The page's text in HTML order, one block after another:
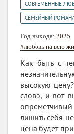
СОВРЕМЕННЫЕ
СЕМЕЙНЫЙ РОМАН/
Год выхода: 2025
#любовь на всю
Как быть с
высокую
слово, и вот
лишить себя
цена будет